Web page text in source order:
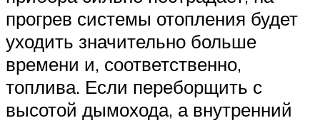
прогрев системы отопления будет
уходить значительно больше
времени и, соответственно,
топлива. Если переборщить с
высотой дымохода, а внутренний